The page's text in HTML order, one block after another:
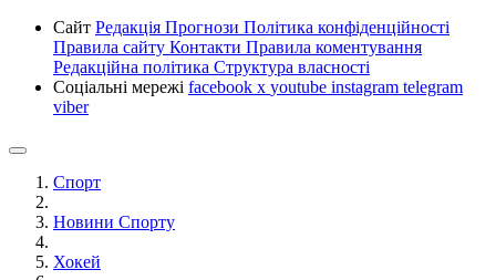
Сайт Редакція Прогнози Політика конфіденційності
Правила сайту Контакти Правила коментування
Редакційна політика Структура власності
Соціальні мережі facebook x youtube instagram telegram
viber
Спорт
Новини Спорту
Хокей